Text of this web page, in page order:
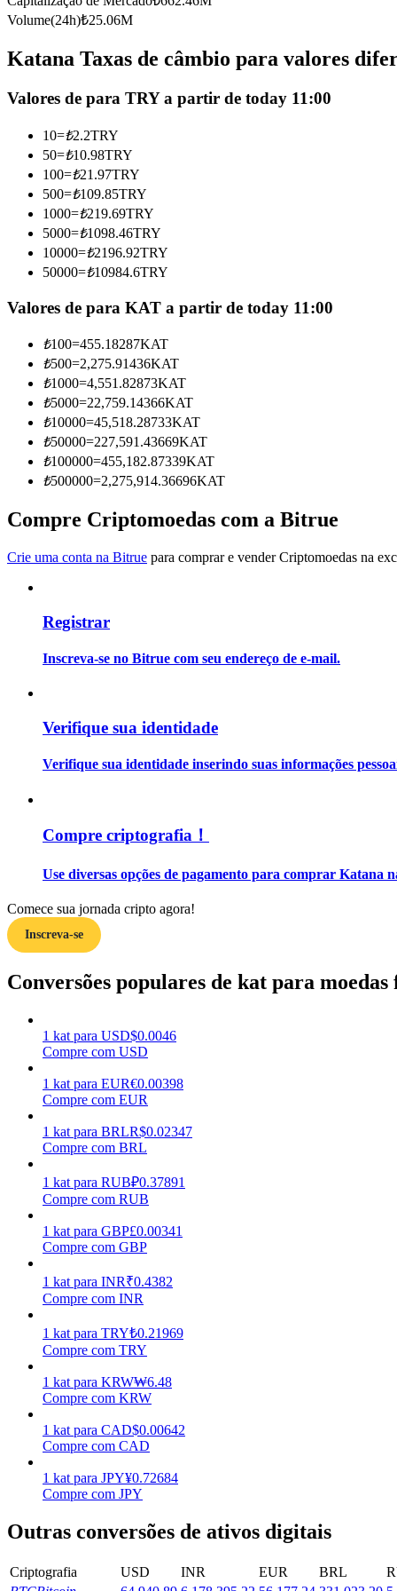
Futuros usando USDC como garantia
Copiar Trading
Junte-se aos principais traders
Torne-se um Trader de Cópias
Desfrute da partilha de lucros e comissões de copy trading
Informação
Análise de big data, incluindo informações comerciais, etc.
Guia
Estratégias de negociação
Aprenda como se manter lucrativo
Ganhar
Ganhe recompensas competitivas diariamente
Volume(24h)₺25.06M
Katana Taxas de câmbio para valores
Valores de para TRY a partir de today 11:00
10=₺2.2TRY
50=₺10.98TRY
100=₺21.97TRY
500=₺109.85TRY
1000=₺219.69TRY
5000=₺1098.46TRY
10000=₺2196.92TRY
50000=₺10984.6TRY
Valores de para KAT a partir de today 11:00
₺100=455.18287KAT
₺500=2,275.91436KAT
₺1000=4,551.82873KAT
₺5000=22,759.14366KAT
₺10000=45,518.28733KAT
₺50000=227,591.43669KAT
₺100000=455,182.87339KAT
₺500000=2,275,914.36696KAT
Compre Criptomoedas com a Bitrue
Crie uma conta na Bitrue para comprar e vender Criptomoedas na
Registrar
Inscreva-se no Bitrue com seu endereço de e-mail.
Verifique sua identidade
Verifique sua identidade inserindo suas informações
Compre criptografia！
Use diversas opções de pagamento para comprar Katana
Comece sua jornada cripto agora!
Inscreva-se
Conversões populares de kat para moedas
1 kat para USD$0.0046
Compre com USD
1 kat para EUR€0.00398
Compre com EUR
1 kat para BRLR$0.02347
Compre com BRL
1 kat para RUB₽0.37891
Compre com RUB
1 kat para GBP£0.00341
Compre com GBP
1 kat para INR₹0.4382
Compre com INR
1 kat para TRY₺0.21969
Compre com TRY
1 kat para KRW₩6.48
Compre com KRW
1 kat para CAD$0.00642
Compre com CAD
1 kat para JPY¥0.72684
Compre com JPY
Outras conversões de ativos digitais
Criptografia USD INR EUR BRL